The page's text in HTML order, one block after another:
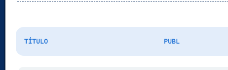
TÍTULO PUBL